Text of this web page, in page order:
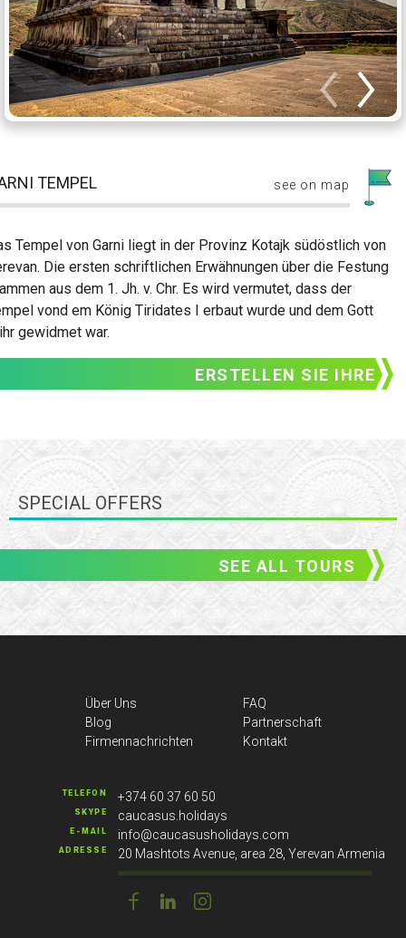
TEMPEL see on map
Tempel von Garni liegt in der Provinz Kotajk südöstlich von
Die ersten schriftlichen Erwähnungen über die Festung
aus dem 1. Jh. v. Chr. Es wird vermutet, dass der
vond em König Tiridates I erbaut wurde und dem Gott
gewidmet war.
ERSTELLEN SIE IHRE
SPECIAL OFFERS
SEE ALL TOURS
Über Uns
Blog
Firmennachrichten
FAQ
Partnerschaft
Kontakt
TELEFON +374 60 37 60 50
SKYPE caucasus.holidays
E-MAIL info@caucasusholidays.com
ADRESSE 20 Mashtots Avenue, area 28, Yerevan Armenia